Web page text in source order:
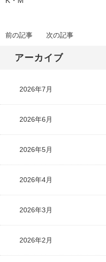
前の記事 次の記事
アーカイブ
2026年7月
2026年6月
2026年5月
2026年4月
2026年3月
2026年2月